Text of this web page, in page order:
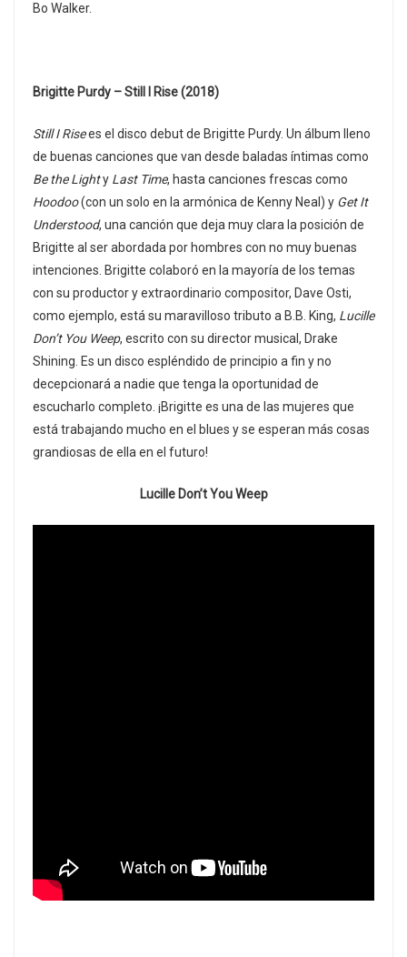
Bo Walker.
Brigitte Purdy – Still I Rise (2018)
Still I Risees el disco debut de Brigitte Purdy. Un álbum lleno
de buenas canciones que van desde baladas íntimas como
Be the Lighty Last Time, hasta canciones frescas como
Hoodoo(con un solo en la armónica de Kenny Neal) y Get It
Understood, una canción que deja muy clara la posición de
Brigitte al ser abordada por hombres con no muy buenas
intenciones. Brigitte colaboró en la mayoría de los temas
con su productor y extraordinario compositor, Dave Osti,
como ejemplo, está su maravilloso tributo a B.B. King, Lucille
Don’t You Weep, escrito con su director musical, Drake
Shining. Es un disco espléndido de principio a fin y no
decepcionará a nadie que tenga la oportunidad de
escucharlo completo. ¡Brigitte es una de las mujeres que
está trabajando mucho en el blues y se esperan más cosas
grandiosas de ella en el futuro!
Lucille Don’t You Weep